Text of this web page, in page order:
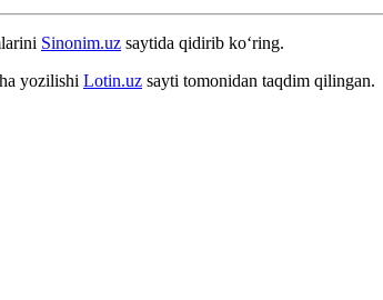
Sinonim.uz saytida qidirib ko‘ring.
yozilishi Lotin.uz sayti tomonidan taqdim qilingan.